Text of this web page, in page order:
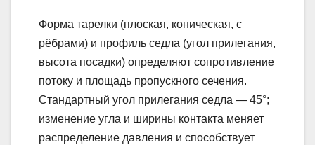
Форма тарелки (плоская, коническая, с
рёбрами) и профиль седла (угол прилегания,
высота посадки) определяют сопротивление
потоку и площадь пропускного сечения.
Стандартный угол прилегания седла — 45°;
изменение угла и ширины контакта меняет
распределение давления и способствует